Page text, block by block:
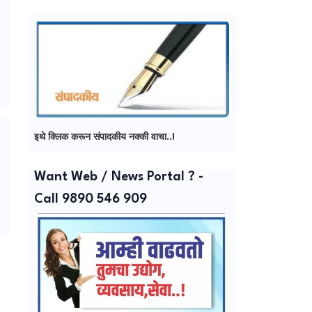
इथे क्लिक करून संपादकीय नक्की वाचा..!
Want Web / News Portal ? -
Call 9890 546 909